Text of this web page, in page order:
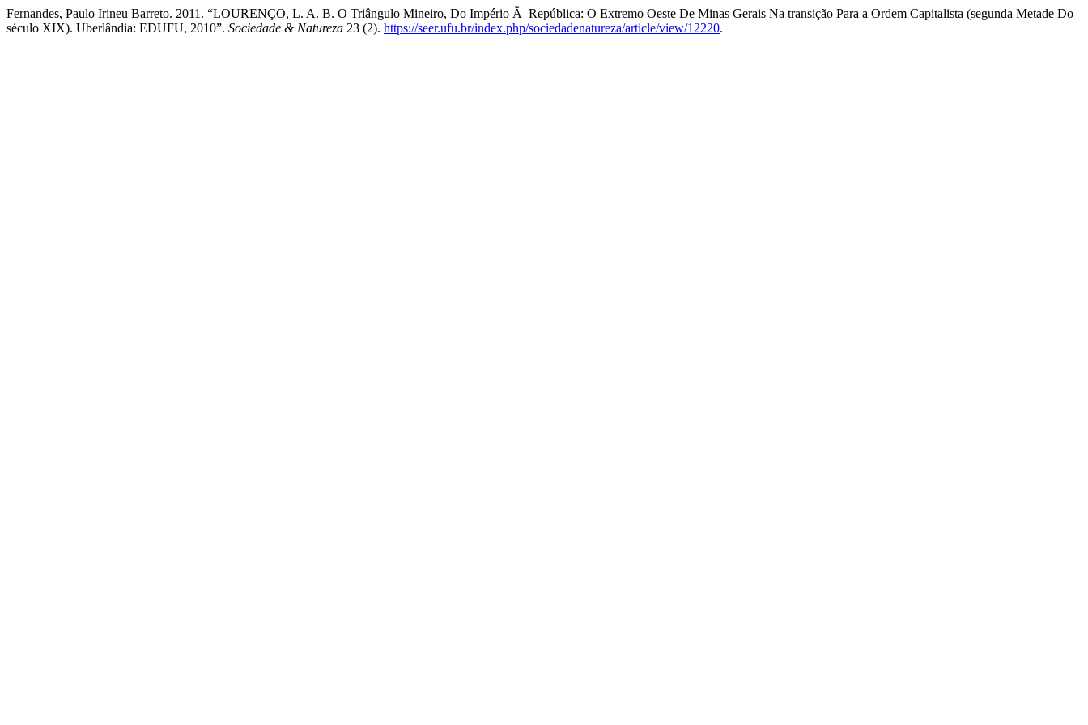
Fernandes, Paulo Irineu Barreto. 2011. “LOURENÇO, L. A. B. O Triângulo Mineiro, Do Império Ã República: O Extremo Oeste De Minas Gerais Na transição Para a Ordem Capitalista (segunda Metade Do
século XIX). Uberlândia: EDUFU, 2010”. Sociedade & Natureza 23 (2). https://seer.ufu.br/index.php/sociedadenatureza/article/view/12220.